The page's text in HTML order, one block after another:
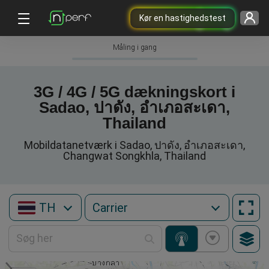
Kør en hastighedstest
Måling i gang
3G / 4G / 5G dækningskort i
Sadao, ปาดัง, อำเภอสะเดา,
Thailand
Mobildatanetværk i Sadao, ปาดัง, อำเภอสะเดา,
Changwat Songkhla, Thailand
TH